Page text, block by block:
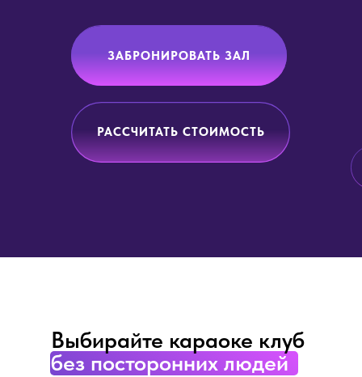
РАССЧИТАТЬ СТОИМОСТЬ
ЗАБРОНИРОВАТЬ ЗАЛ
Выбирайте караоке клуб
без посторонних людей